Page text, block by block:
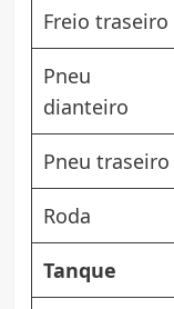
Freio traseiro
Pneu
dianteiro
Pneu traseiro
Roda
Tanque